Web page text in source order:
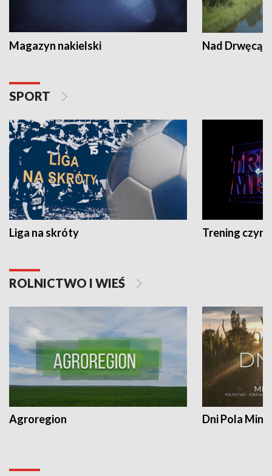
Magazyn nakielski Nad Drwęcą
SPORT
Liga na skróty Trening czyni
ROLNICTWO I WIEŚ
Agroregion Dni Pola